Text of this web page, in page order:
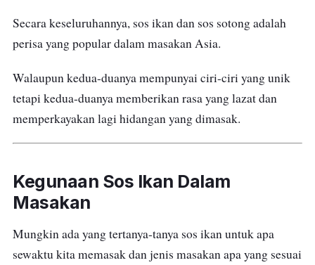
Secara keseluruhannya, sos ikan dan sos sotong adalah
perisa yang popular dalam masakan Asia.
Walaupun kedua-duanya mempunyai ciri-ciri yang unik
tetapi kedua-duanya memberikan rasa yang lazat dan
memperkayakan lagi hidangan yang dimasak.
Kegunaan Sos Ikan Dalam
Masakan
Mungkin ada yang tertanya-tanya sos ikan untuk apa
sewaktu kita memasak dan jenis masakan apa yang sesuai